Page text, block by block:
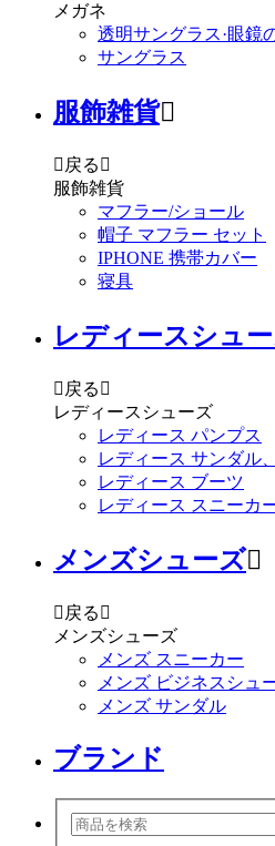
メガネ
透明サングラス·眼鏡
サングラス
服飾雑貨
 戻る 
服飾雑貨
マフラー/ショール
帽子 マフラー セット
IPHONE 携帯カバー
寝具
レディースシュ
 戻る 
レディースシューズ
レディース パンプス
レディース サンダル
レディース ブーツ
レディース スニーカ
メンズシューズ
 戻る 
メンズシューズ
メンズ スニーカー
メンズ ビジネスシュ
メンズ サンダル
ブランド